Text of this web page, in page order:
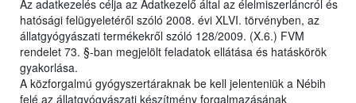
Az adatkezelés célja az Adatkezelő által az élelmiszerláncról és
hatósági felügyeletéről szóló 2008. évi XLVI. törvényben, az
állatgyógyászati termékekről szóló 128/2009. (X.6.) FVM
rendelet 73. §-ban megjelölt feladatok ellátása és hatáskörök
gyakorlása.
A közforgalmú gyógyszertáraknak be kell jelenteniük a Nébih
felé az állatgyógyászati készítmény forgalmazásának